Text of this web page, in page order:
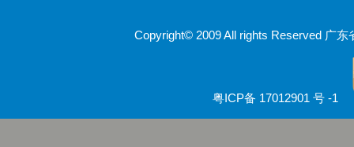
Copyright© 2009 All rights Reserved 广
粤ICP备 17012901 号 -1